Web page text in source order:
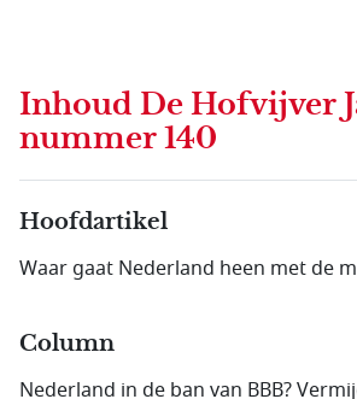
Inhoud De Hofvijver
nummer 140
Hoofdartikel
Waar gaat Nederland heen met de
Column
Nederland in de ban van BBB?